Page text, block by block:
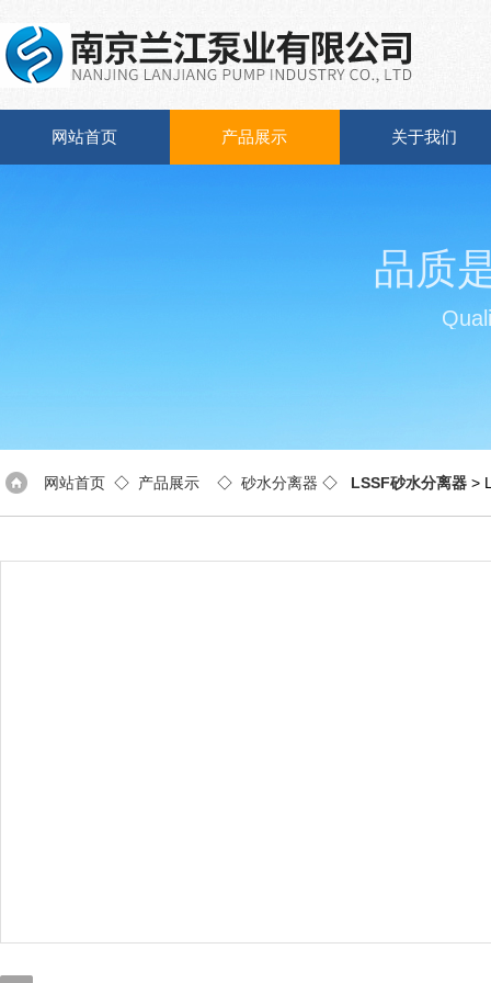
网站首页 产品展示 关于我们
品质
网站首页 ◇ 产品展示 ◇ 砂水分离器 ◇ LSSF砂水分离器 >